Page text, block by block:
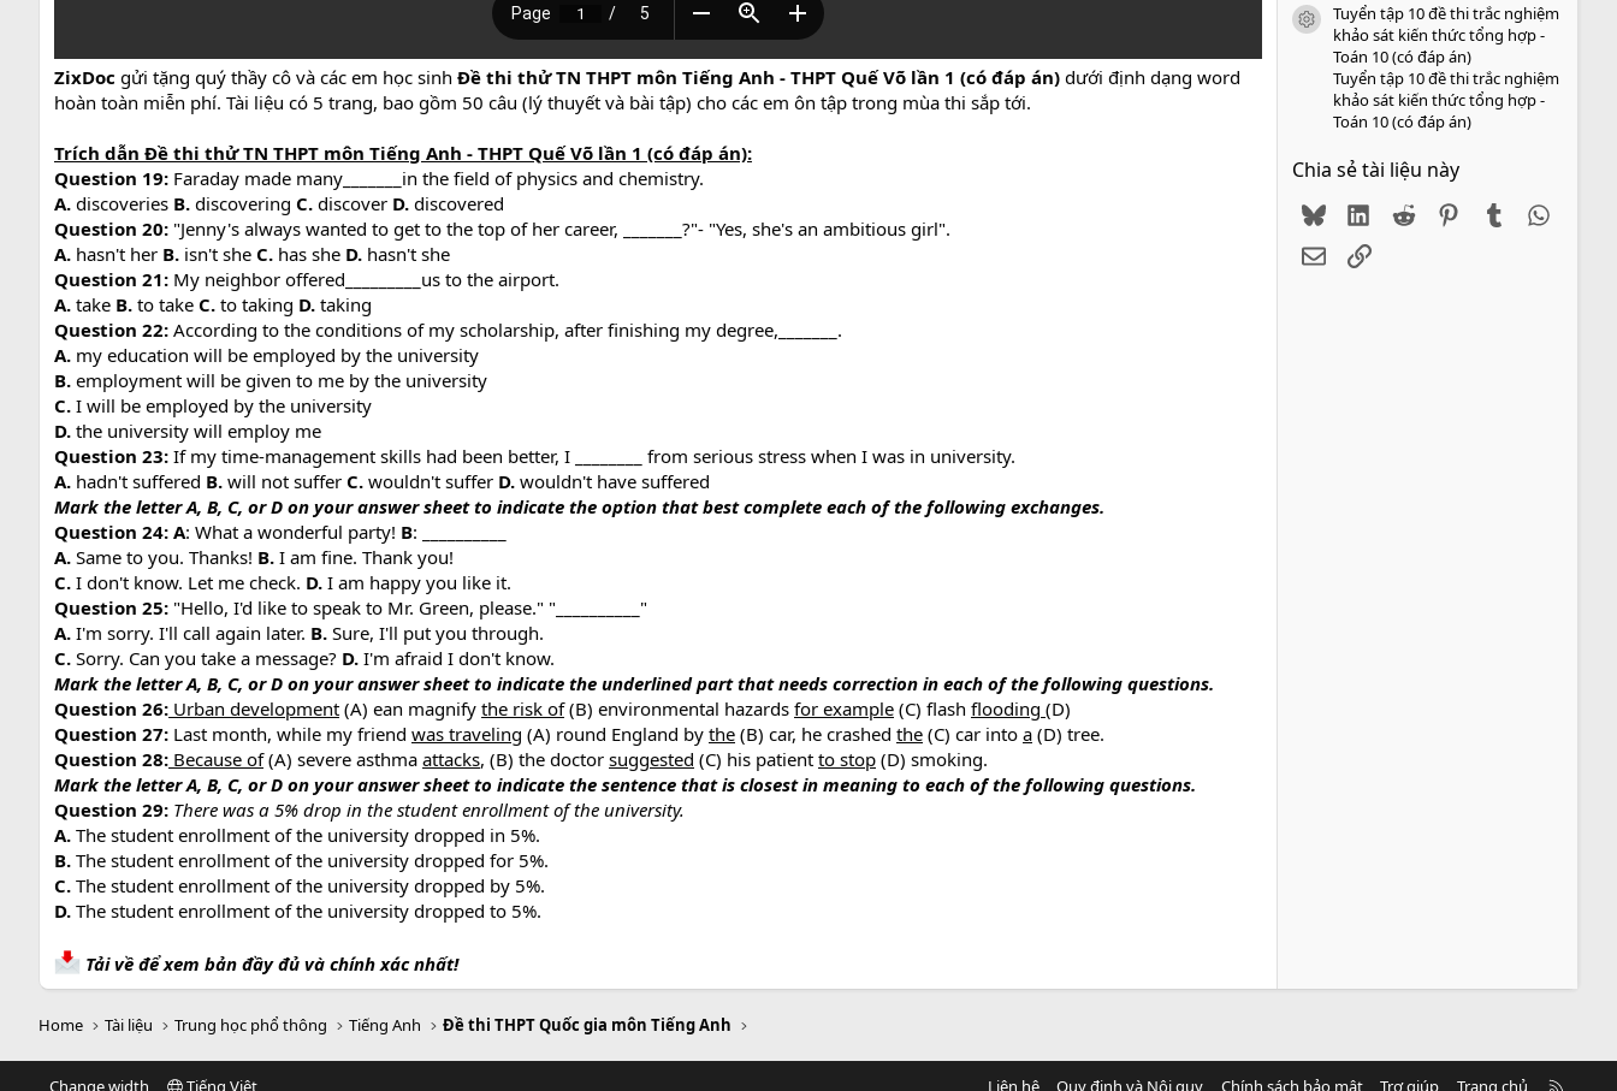
ZixDoc gửi tặng quý thầy cô và các em học sinh Đề thi thử TN THPT môn Tiếng Anh - THPT Quế Võ lần 1 (có đáp án) dưới định dạng word
hoàn toàn miễn phí. Tài liệu có 5 trang, bao gồm 50 câu (lý thuyết và bài tập) cho các em ôn tập trong mùa thi sắp tới.
Trích dẫn Đề thi thử TN THPT môn Tiếng Anh - THPT Quế Võ lần 1 (có đáp án):
Question 19: Faraday made many_______in the field of physics and chemistry.
A. discoveries B. discovering C. discover D. discovered
Question 20: "Jenny's always wanted to get to the top of her career, _______?"- "Yes, she's an ambitious girl".
A. hasn't her B. isn't she C. has she D. hasn't she
Question 21: My neighbor offered_________us to the airport.
A. take B. to take C. to taking D. taking
Question 22: According to the conditions of my scholarship, after finishing my degree,_______.
A. my education will be employed by the university
B. employment will be given to me by the university
C. I will be employed by the university
D. the university will employ me
Question 23: If my time-management skills had been better, I ________ from serious stress when I was in university.
A. hadn't suffered B. will not suffer C. wouldn't suffer D. wouldn't have suffered
Mark the letter A, B, C, or D on your answer sheet to indicate the option that best complete each of the following exchanges.
Question 24: A: What a wonderful party! B: __________
A. Same to you. Thanks! B. I am fine. Thank you!
C. I don't know. Let me check. D. I am happy you like it.
Question 25: "Hello, I'd like to speak to Mr. Green, please." "__________"
A. I'm sorry. I'll call again later. B. Sure, I'll put you through.
C. Sorry. Can you take a message? D. I'm afraid I don't know.
Mark the letter A, B, C, or D on your answer sheet to indicate the underlined part that needs correction in each of the following questions.
Question 26: Urban development (A) ean magnify the risk of(B) environmental hazards for example (C) flash flooding (D)
Question 27: Last month, while my friend was traveling (A) round England by the (B) car, he crashed the (C) car into a (D) tree.
Question 28: Because of(A) severe asthma attacks, (B) the doctor suggested (C) his patient to stop (D) smoking.
Mark the letter A, B, C, or D on your answer sheet to indicate the sentence that is closest in meaning to each of the following questions.
Question 29: There was a 5% drop in the student enrollment of the university.
A. The student enrollment of the university dropped in 5%.
B. The student enrollment of the university dropped for 5%.
C. The student enrollment of the university dropped by 5%.
D. The student enrollment of the university dropped to 5%.
Tải về để xem bản đầy đủ và chính xác nhất!
icon tài liệu
Tuyển tập 10 đề thi trắc nghiệm
khảo sát kiến thức tổng hợp -
Toán 10 (có đáp án)
Tuyển tập 10 đề thi trắc nghiệm
khảo sát kiến thức tổng hợp -
Toán 10 (có đáp án)
Chia sẻ tài liệu này
BlueskyLinkedIn
Reddit PinterestTumblr
EmailLink
Home Tài liệu Trung học phổ thông Tiếng Anh Đề thi THPT Quốc gia môn Tiếng Anh
Change width Tiếng Việt Liên hệ Quy định và Nội quy Chính sách bảo mật Trợ giúp Trang chủ